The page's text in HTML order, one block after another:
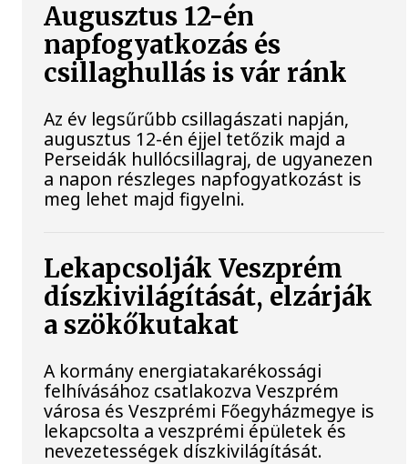
Augusztus 12-én
napfogyatkozás és
csillaghullás is vár ránk
Az év legsűrűbb csillagászati napján,
augusztus 12-én éjjel tetőzik majd a
Perseidák hullócsillagraj, de ugyanezen
a napon részleges napfogyatkozást is
meg lehet majd figyelni.
Lekapcsolják Veszprém
díszkivilágítását, elzárják
a szökőkutakat
A kormány energiatakarékossági
felhívásához csatlakozva Veszprém
városa és Veszprémi Főegyházmegye is
lekapcsolta a veszprémi épületek és
nevezetességek díszkivilágítását.